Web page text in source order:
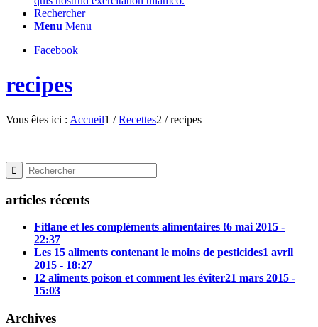
Rechercher
Menu Menu
Facebook
recipes
Vous êtes ici : Accueil1 / Recettes2 / recipes
articles récents
Fitlane et les compléments alimentaires !6 mai 2015 -
22:37
Les 15 aliments contenant le moins de pesticides1 avril
2015 - 18:27
12 aliments poison et comment les éviter21 mars 2015 -
15:03
Archives